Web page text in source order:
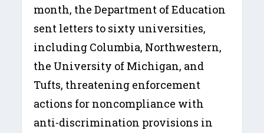
month, the Department of Education
sent letters to sixty universities,
including Columbia, Northwestern,
the University of Michigan, and
Tufts, threatening enforcement
actions for noncompliance with
anti-discrimination provisions in